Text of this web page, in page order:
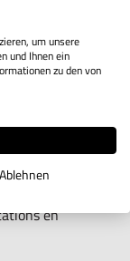
onderwijs
en
en
te
en
en
um unsere
und Ihnen ein
zu den von
Ablehnen